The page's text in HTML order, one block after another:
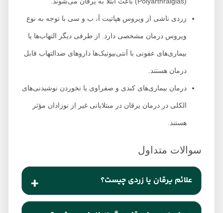
زردی ناشی از ویروس هپاتیت آ، ب و سی با توجه به نوع
ویروس درمان مشخصی دارد. از طرفی دیگر التهاب‌ها یا
بیماری‌های عفونی با آنتی‌بیوتیک‌ها داروهای ضدالتهاب قابل
درمان هستند.
درمان بیماری‌های کبدی و صفراوی یا نخوردن نوشیدنی‌های
الکلی در درمان یرقان در مبتلایانی غیر از نوزادان مؤثر
هستند.
علائم یرقان یا زردی چیست؟
تب، لرز، درد شکم، علائم شبیه آنفولانزا، تغییر رنگ